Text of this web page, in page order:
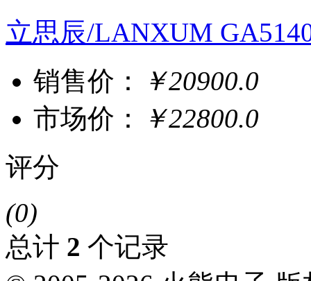
立思辰/LANXUM
销售价：
￥20900.0
市场价：
￥22800.0
评分
(0)
总计 2 个记录